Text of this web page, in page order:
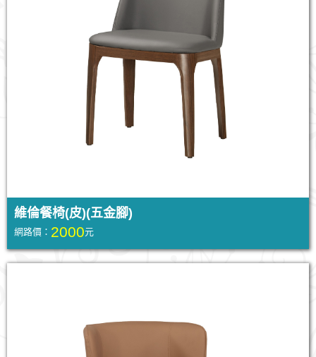
維倫餐椅(皮)(五金腳)
網路價： 2000元